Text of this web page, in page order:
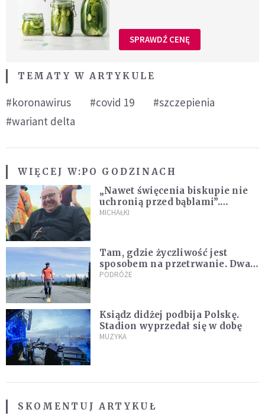
SPRAWDŹ CENĘ
TEMATY W ARTYKULE
#koronawirus #covid 19
#szczepienia
#wariant delta
WIĘCEJ W:PO GODZINACH
„Nawet święcenia biskupie nie
uchronią przed bąblami”.
Archidiecezja pokazała
MICHAŁKI
Tam, gdzie życzliwość jest
sposobem na przetrwanie. Dwa
tygodnie na Alasce [REPORTAŻ]
PODRÓŻE
Ksiądz didżej podbija Polskę.
Stadion wyprzedał się w dobę
MUZYKA
SKOMENTUJ ARTYKUŁ